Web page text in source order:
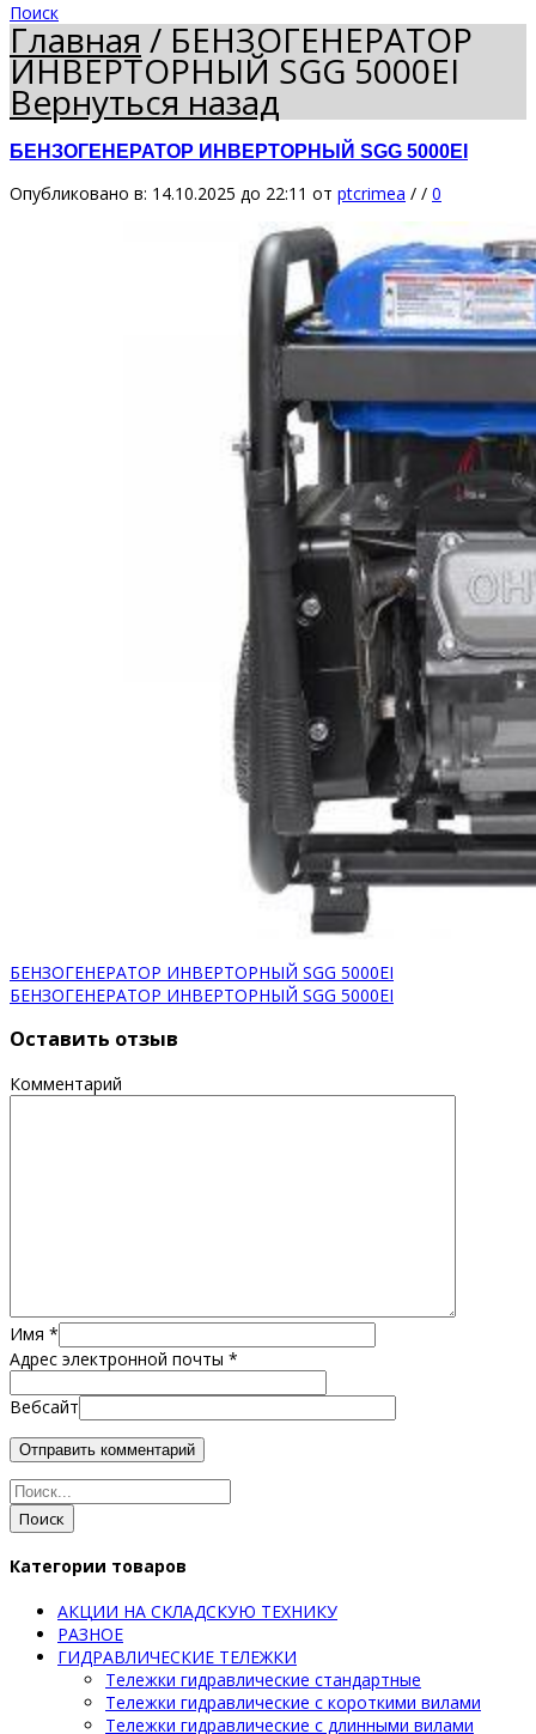
Поиск
Главная/БЕНЗОГЕНЕРАТОР
ИНВЕРТОРНЫЙ SGG 5000EI
Вернуться назад
БЕНЗОГЕНЕРАТОР ИНВЕРТОРНЫЙ SGG 5000EI
Опубликовано в: 14.10.2025 до 22:11 от ptcrimea / / 0
БЕНЗОГЕНЕРАТОР ИНВЕРТОРНЫЙ SGG 5000EI
БЕНЗОГЕНЕРАТОР ИНВЕРТОРНЫЙ SGG 5000EI
Оставить отзыв
Комментарий
Имя *
Адрес электронной почты *
Вебсайт
Поиск
Категории товаров
АКЦИИ НА СКЛАДСКУЮ ТЕХНИКУ
РАЗНОЕ
ГИДРАВЛИЧЕСКИЕ ТЕЛЕЖКИ
Тележки гидравлические стандартные
Тележки гидравлические с короткими вилами
Тележки гидравлические с длинными вилами